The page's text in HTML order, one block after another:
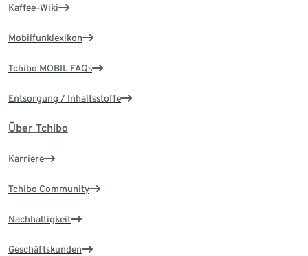
Kaffee-Wiki
Mobilfunklexikon
Tchibo MOBIL FAQs
Entsorgung / Inhaltsstoffe
Über Tchibo
Karriere
Tchibo Community
Nachhaltigkeit
Geschäftskunden